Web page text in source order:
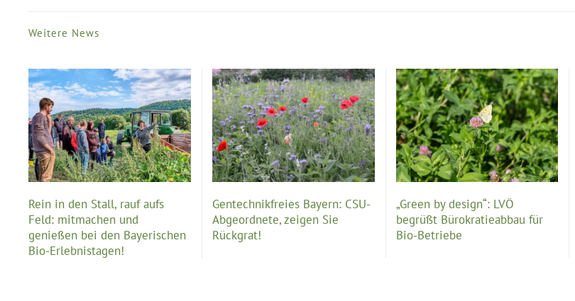
Weitere News
Rein in den Stall, rauf aufs
Feld: mitmachen und
genießen bei den Bayerischen
Bio-Erlebnistagen!
Gentechnikfreies Bayern: CSU-
Abgeordnete, zeigen Sie
Rückgrat!
„Green by design“: LVÖ
begrüßt Bürokratieabbau für
Bio-Betriebe